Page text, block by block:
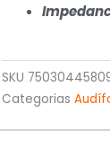
SKU
Categorias